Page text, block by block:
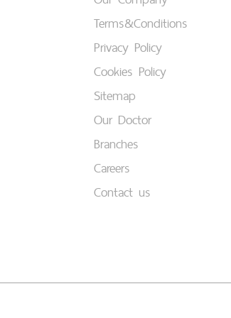
Terms&Conditions
Privacy Policy
Cookies Policy
Sitemap
Our Doctor
Branches
Careers
Contact us